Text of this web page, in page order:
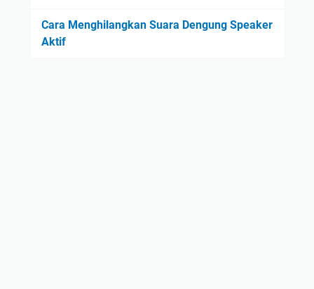
Cara Menghilangkan Suara Dengung Speaker
Aktif